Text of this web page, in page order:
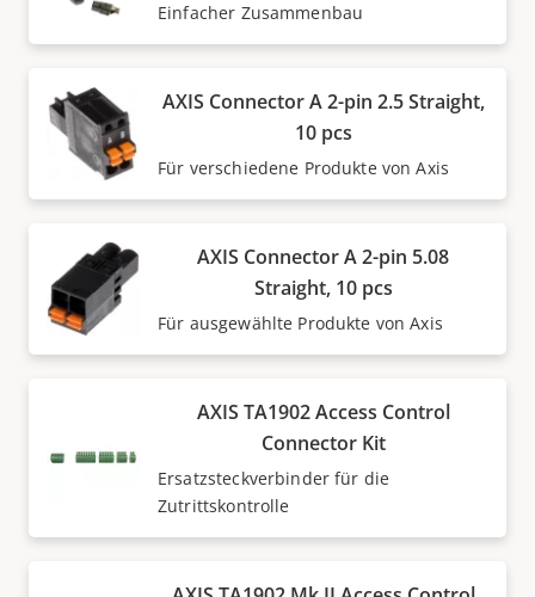
Einfacher Zusammenbau
AXIS Connector A 2-pin 2.5 Straight,
10 pcs
Für verschiedene Produkte von Axis
AXIS Connector A 2-pin 5.08
Straight, 10 pcs
Für ausgewählte Produkte von Axis
AXIS TA1902 Access Control
Connector Kit
Ersatzsteckverbinder für die
Zutrittskontrolle